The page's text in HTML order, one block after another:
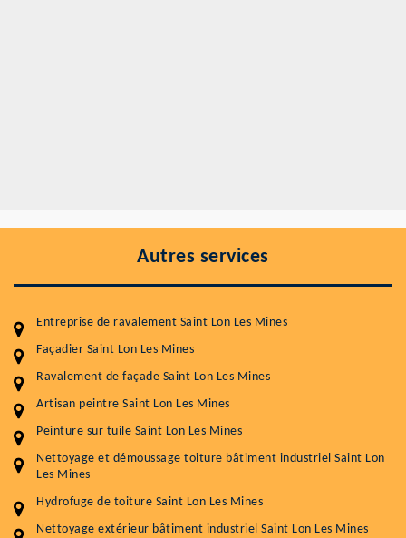
Autres services
Entreprise de ravalement Saint Lon Les Mines
Façadier Saint Lon Les Mines
Ravalement de façade Saint Lon Les Mines
Artisan peintre Saint Lon Les Mines
Peinture sur tuile Saint Lon Les Mines
Nettoyage et démoussage toiture bâtiment industriel Saint Lon
Les Mines
Hydrofuge de toiture Saint Lon Les Mines
Nettoyage extérieur bâtiment industriel Saint Lon Les Mines
Entretenir votre toiture, c'est préserver sa
durabilité
Service Prix au m²